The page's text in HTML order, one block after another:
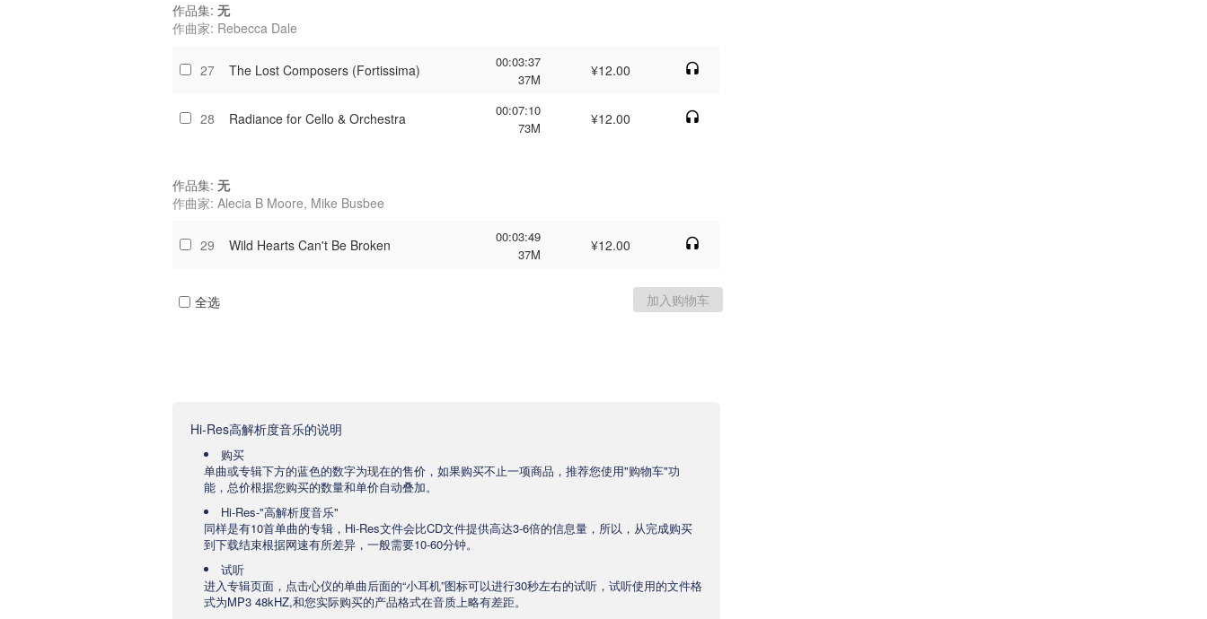
作品集: 无
作曲家: Rebecca Dale
27 The Lost Composers (Fortissima)
00:03:37
37M
¥12.00
28 Radiance for Cello & Orchestra
00:07:10
73M
¥12.00
作品集: 无
作曲家: Alecia B Moore, Mike Busbee
29 Wild Hearts Can't Be Broken
00:03:49
37M
¥12.00
全选
Hi-Res高解析度音乐的说明
购买
单曲或专辑下方的蓝色的数字为现在的售价，如果购买不止一项商品，推荐您使用"购物车"功
能，总价根据您购买的数量和单价自动叠加。
Hi-Res-"高解析度音乐"
同样是有10首单曲的专辑，Hi-Res文件会比CD文件提供高达3-6倍的信息量，所以，从完成购买
到下载结束根据网速有所差异，一般需要10-60分钟。
试听
进入专辑页面，点击心仪的单曲后面的“小耳机”图标可以进行30秒左右的试听，试听使用的文件格
式为MP3 48kHZ,和您实际购买的产品格式在音质上略有差距。